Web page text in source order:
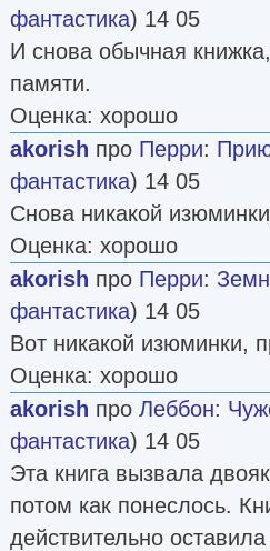
фантастика) 14 05
И снова обычная
памяти.
Оценка: хорошо
akorish про Перри:
фантастика) 14 05
Снова никакой
Оценка: хорошо
akorish про Перри:
фантастика) 14 05
Вот никакой изюминки,
Оценка: хорошо
akorish про Леббон:
фантастика) 14 05
Эта книга вызвала
потом как понеслось.
действительно